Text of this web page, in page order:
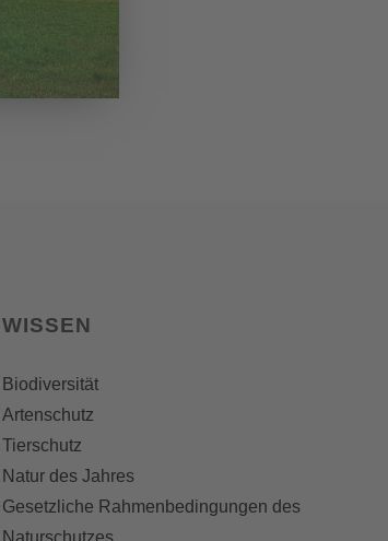
WISSEN
Biodiversität
Artenschutz
Tierschutz
Natur des Jahres
Gesetzliche Rahmenbedingungen des
Naturschutzes